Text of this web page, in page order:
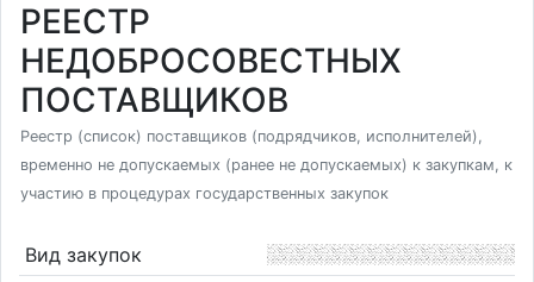
РЕЕСТР
НЕДОБРОСОВЕСТНЫХ
ПОСТАВЩИКОВ
Реестр (список) поставщиков (подрядчиков, исполнителей),
временно не допускаемых (ранее не допускаемых) к закупкам, к
участию в процедурах государственных закупок
Вид закупок